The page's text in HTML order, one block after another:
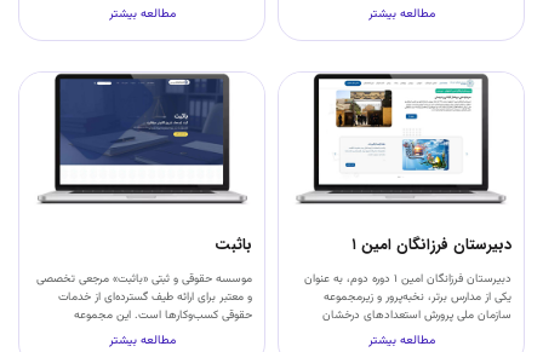
مطالعه بیشتر
مطالعه بیشتر
دبیرستان فرزانگان امین ۱
دبیرستان فرزانگان امین ۱ دوره دوم، به عنوان
یکی از مدارس برتر، نخبه‌پرور و زیرمجموعه
سازمان ملی پرورش استعدادهای درخشان
مطالعه بیشتر
باثبت
موسسه حقوقی و ثبتی «باثبت» مرجعی تخصصی
و معتبر برای ارائه طیف گسترده‌ای از خدمات
حقوقی کسب‌وکارها است. این مجموعه
مطالعه بیشتر